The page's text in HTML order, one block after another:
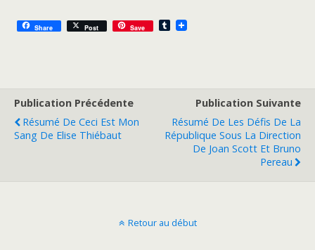
Share Post Save T
Publication Précédente
Résumé De Ceci Est Mon
Sang De Elise Thiébaut
Publication Suivante
Résumé De Les Défis De La
République Sous La Direction
De Joan Scott Et Bruno
Pereau
Retour au début